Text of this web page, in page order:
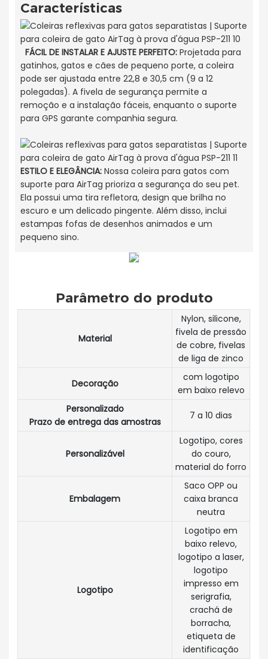
Características
FÁCIL DE INSTALAR E AJUSTE PERFEITO:Projetada para
gatinhos, gatos e cães de pequeno porte, a coleira
pode ser ajustada entre 22,8 e 30,5 cm (9 a 12
polegadas). A fivela de segurança permite a
remoção e a instalação fáceis, enquanto o suporte
para GPS garante companhia segura.
ESTILO E ELEGÂNCIA:Nossa coleira para gatos com
suporte para AirTag prioriza a segurança do seu pet.
Ela possui uma tira refletora, design que brilha no
escuro e um delicado pingente. Além disso, inclui
estampas fofas de desenhos animados e um
pequeno sino.
Parâmetro do produto
Material
Nylon, silicone,
fivela de pressão
de cobre, fivelas
de liga de zinco
Decoração
com logotipo
em baixo relevo
Personalizado
Prazo de entrega das amostras
7 a 10 dias
Personalizável
Logotipo, cores
do couro,
material do forro
Embalagem
Saco OPP ou
caixa branca
neutra
Logotipo
Logotipo em
baixo relevo,
logotipo a laser,
logotipo
impresso em
serigrafia,
crachá de
borracha,
etiqueta de
identificação